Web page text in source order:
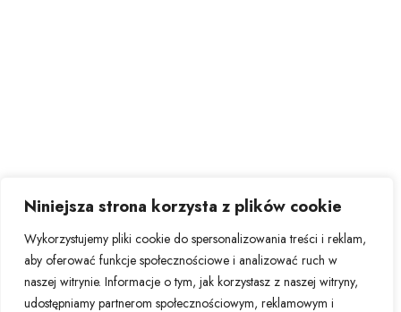
Niniejsza strona korzysta z plików cookie
Wykorzystujemy pliki cookie do spersonalizowania treści i reklam,
aby oferować funkcje społecznościowe i analizować ruch w
naszej witrynie. Informacje o tym, jak korzystasz z naszej witryny,
udostępniamy partnerom społecznościowym, reklamowym i